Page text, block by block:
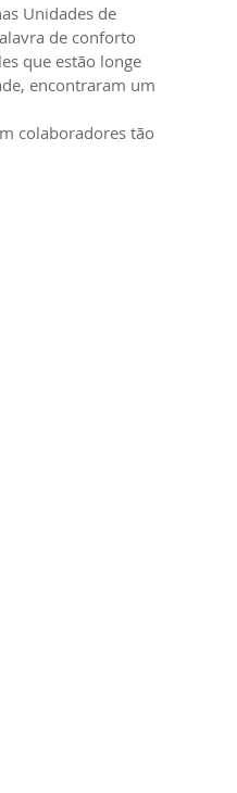
Unidades de
de conforto
que estão longe
encontraram um
colaboradores tão